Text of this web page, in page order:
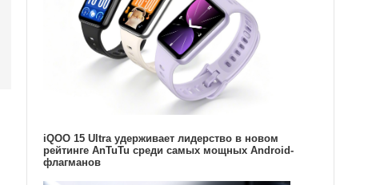
iQOO 15 Ultra удерживает лидерство в новом
рейтинге AnTuTu среди самых мощных Android-
флагманов